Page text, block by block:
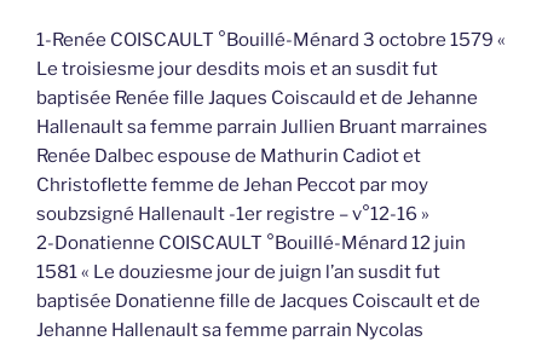
1-Renée COISCAULT °Bouillé-Ménard 3 octobre 1579 «
Le troisiesme jour desdits mois et an susdit fut
baptisée Renée fille Jaques Coiscauld et de Jehanne
Hallenault sa femme parrain Jullien Bruant marraines
Renée Dalbec espouse de Mathurin Cadiot et
Christoflette femme de Jehan Peccot par moy
soubzsigné Hallenault -1er registre – v°12-16 »
2-Donatienne COISCAULT °Bouillé-Ménard 12 juin
1581 « Le douziesme jour de juign l’an susdit fut
baptisée Donatienne fille de Jacques Coiscault et de
Jehanne Hallenault sa femme parrain Nycolas